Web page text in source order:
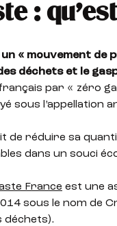
:
« mouvement
déchets et le
par « zéro
sous l’appellation
de réduire sa
dans un souci
France est une
sous le nom de
déchets).